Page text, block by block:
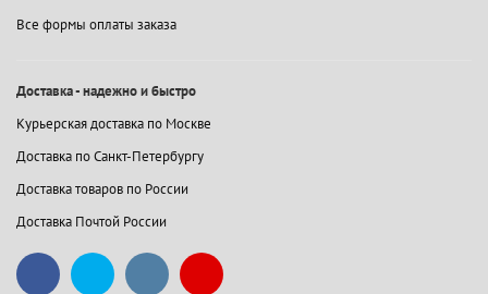
Все формы оплаты заказа
Доставка - надежно и быстро
Курьерская доставка по Москве
Доставка по Санкт-Петербургу
Доставка товаров по России
Доставка Почтой России